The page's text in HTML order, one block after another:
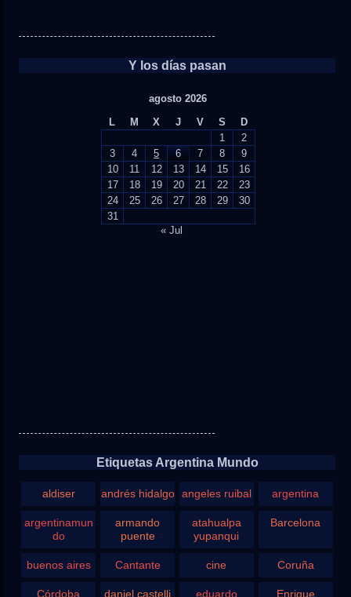
Y los días pasan
agosto 2026
L
M X J V S
D
1
2
3
4 5 6 7 8
9
10
11 12 13 14 15
16
17
18 19 20 21 22
23
24
25 26 27 28 29
30
31
« Jul
Etiquetas Argentina Mundo
aldiser andrés hidalgo angeles ruibal argentina
argentinamun
do
armando
puente
atahualpa
yupanqui
Barcelona
buenos aires Cantante cine Coruña
Córdoba daniel castelli
eduardo
Enrique